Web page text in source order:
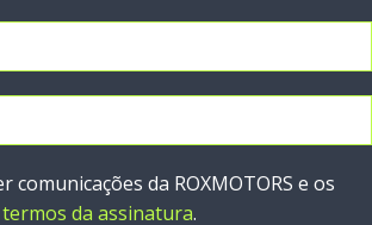
comunicações da ROXMOTORS e os
termos da assinatura.